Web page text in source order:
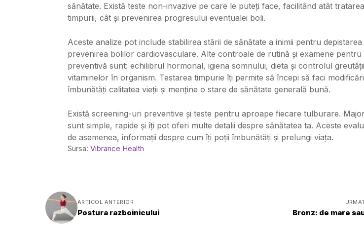
sănătate. Există teste non-invazive pe care le puteți face, facilitând atât
timpurii, cât și prevenirea progresului eventualei boli.
Aceste analize pot include stabilirea stării de sănătate a inimii pentru
prevenirea bolilor cardiovasculare. Alte controale de rutină și examene pentru
preventivă sunt: echilibrul hormonal, igiena somnului, dieta și controlul
vitaminelor în organism. Testarea timpurie îți permite să începi să faci
îmbunătăți calitatea vieții și menține o stare de sănătate generală bună.
Există screening-uri preventive și teste pentru aproape fiecare tulburare.
sunt simple, rapide și îți pot oferi multe detalii despre sănătatea ta. Aceste
de asemenea, informații despre cum îți poții îmbunătăți și prelungi viața.
Sursa: Vibrance Health
ARTICOL ANTERIOR
Postura razboinicului Bronz: de mare